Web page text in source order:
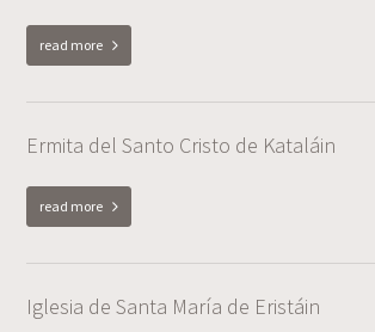
read more
Ermita del Santo Cristo de Kataláin
read more
Iglesia de Santa María de Eristáin